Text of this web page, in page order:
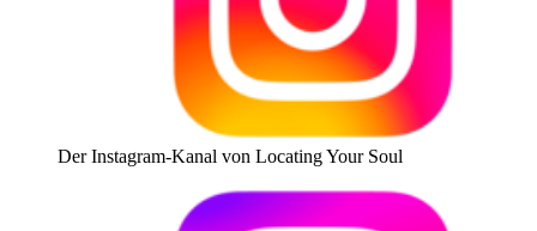
Der Instagram-Kanal von Locating Your Soul